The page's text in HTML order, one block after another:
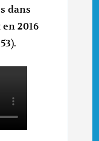
dans
2016